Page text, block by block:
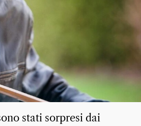
stati sorpresi dai